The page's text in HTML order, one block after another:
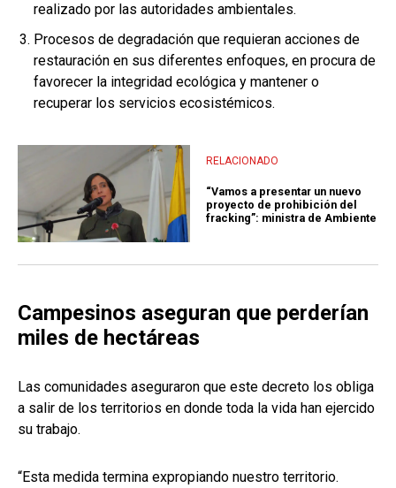
realizado por las autoridades ambientales.
Procesos de degradación que requieran acciones de
restauración en sus diferentes enfoques, en procura de
favorecer la integridad ecológica y mantener o
recuperar los servicios ecosistémicos.
RELACIONADO
“Vamos a presentar un nuevo
proyecto de prohibición del
fracking”: ministra de Ambiente
Campesinos aseguran que perderían
miles de hectáreas
Las comunidades aseguraron que este decreto los obliga
a salir de los territorios en donde toda la vida han ejercido
su trabajo.
“Esta medida termina expropiando nuestro territorio.